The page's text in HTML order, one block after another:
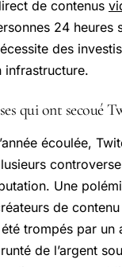
de contenus
24 heures
des
infrastructure.
qui ont secoué
écoulée,
Une
de
été trompés par un
de l’argent